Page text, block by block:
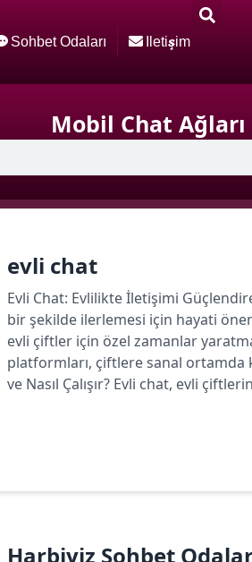
Sohbet Odaları Iletişim
Mobil Chat Ağları
evli chat
Evli Chat: Evlilikte İletişimi
bir şekilde ilerlemesi için hayati
evli çiftler için özel zamanlar
platformları, çiftlere sanal ortamda
ve Nasıl Çalışır? Evli chat, evli
Harbiyiz Sohbet